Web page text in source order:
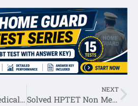
Solved HPTET Medical Previous Year Question Paper-2017
NEXT
Solved HPTET Non Medical Previous Year Question Paper 2012